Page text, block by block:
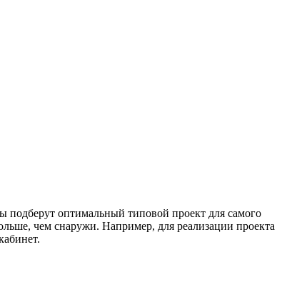
оптимальный типовой проект для самого
чем снаружи. Например, для реализации проекта